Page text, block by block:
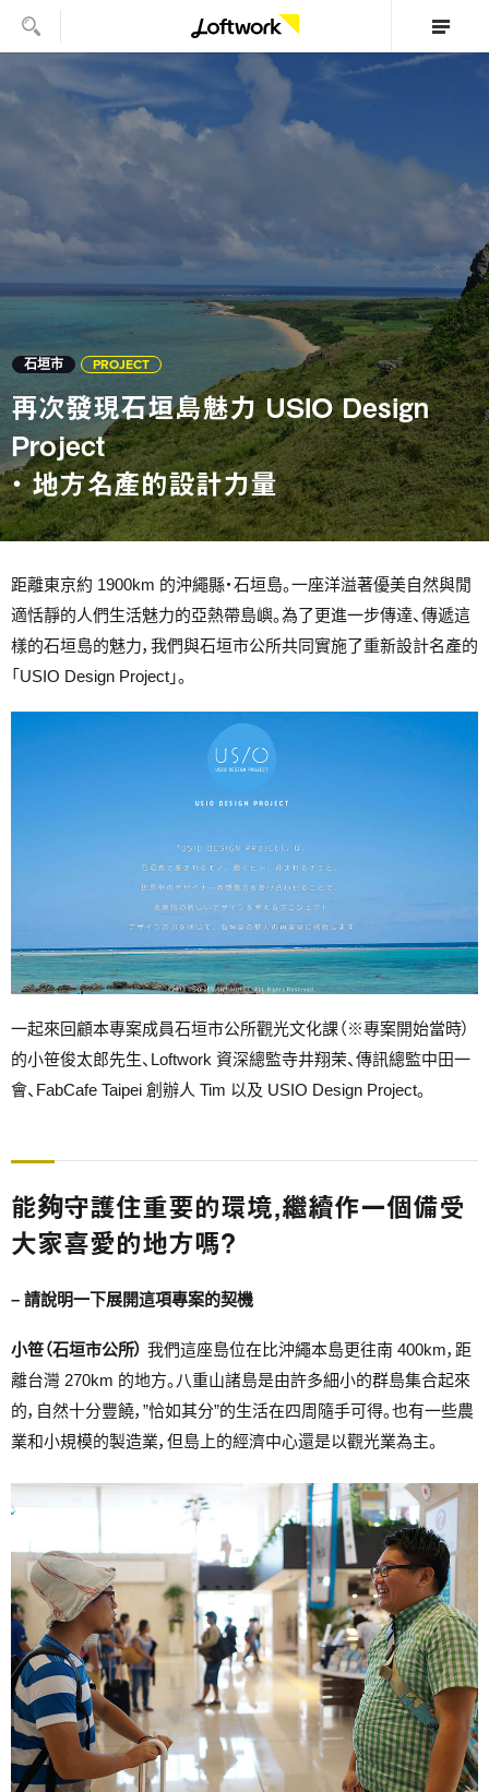
石垣市 PROJECT
再次發現石垣島魅力 USIO Design
Project
・ 地方名產的設計力量
距離東京約 1900km 的沖繩縣・石垣島。一座洋溢著優美自然與閒
適恬靜的人們生活魅力的亞熱帶島嶼。為了更進一步傳達、傳遞這
樣的石垣島的魅力，我們與石垣市公所共同實施了重新設計名產的
「USIO Design Project」。
一起來回顧本專案成員石垣市公所觀光文化課（※專案開始當時）
的小笹俊太郎先生、Loftwork 資深總監寺井翔茉、傳訊總監中田一
會、FabCafe Taipei 創辦人 Tim 以及 USIO Design Project。
能夠守護住重要的環境，繼續作一個備受
大家喜愛的地方嗎？
– 請說明一下展開這項專案的契機
小笹（石垣市公所） 我們這座島位在比沖繩本島更往南 400km，距
離台灣 270km 的地方。八重山諸島是由許多細小的群島集合起來
的，自然十分豐饒，”恰如其分”的生活在四周隨手可得。也有一些農
業和小規模的製造業，但島上的經濟中心還是以觀光業為主。